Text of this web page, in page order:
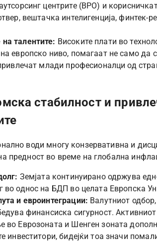
центрите (BPO) и
вештачка интелигенција, финтек-
талентите: Високите плати во
европско ниво, помагаат не само да
млади професионалци од
стабилност и
води многу конзервативна и
предност во време на глобална
Земјата континуирано одржува
во однос на БДП во целата Европска
и евроинтеграции: Валутниот
финансиска сигурност.
во Еврозоната и Шенген зоната
инвеститори, бидејќи тоа значи